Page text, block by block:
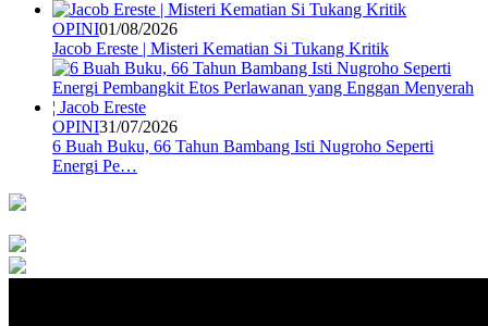
OPINI01/08/2026
Jacob Ereste | Misteri Kematian Si Tukang Kritik
OPINI31/07/2026
6 Buah Buku, 66 Tahun Bambang Isti Nugroho Seperti
Energi Pe…